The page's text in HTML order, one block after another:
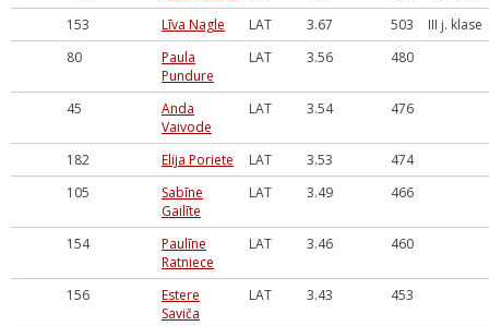
153
Līva Nagle LAT 3.67 503
III j. klase
80
Paula
Pundure
LAT 3.56 480
45
Anda
Vaivode
LAT 3.54 476
182 Elija Poriete LAT 3.53
474
105
Sabīne
Gailīte
LAT 3.49 466
154
Paulīne
Ratniece
LAT 3.46 460
156
Estere
Saviča
LAT 3.43 453